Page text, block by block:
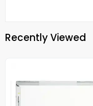
Recently Viewed